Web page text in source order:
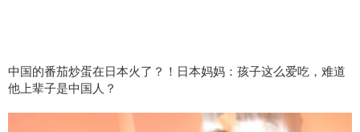
中国的番茄炒蛋在日本火了？！日本妈妈：孩子这么爱吃，难道
他上辈子是中国人？